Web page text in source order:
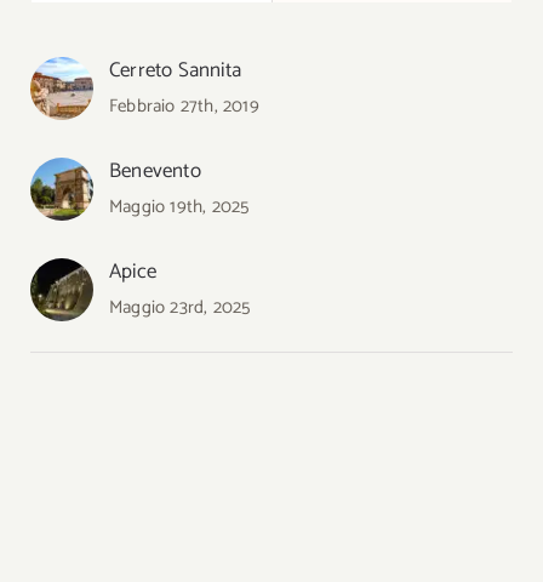
Cerreto Sannita
Febbraio 27th, 2019
Benevento
Maggio 19th, 2025
Apice
Maggio 23rd, 2025